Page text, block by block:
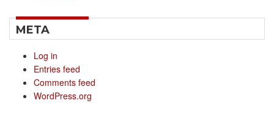
META
Log in
Entries feed
Comments feed
WordPress.org